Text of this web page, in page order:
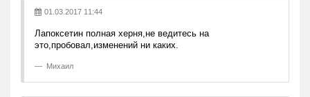
01.03.2017 11:44
Лапоксетин полная херня,не ведитесь на
это,пробовал,изменений ни каких.
Михаил